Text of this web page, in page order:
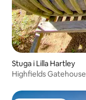
Stuga i Lilla Hartley
Highfields Gatehouse